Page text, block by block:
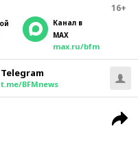
16+
Канал в
MAX
max.ru/bfm
Telegram
t.me/BFMnews